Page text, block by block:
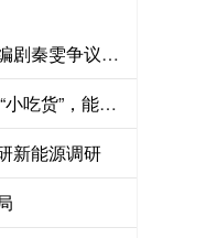
爱配资官网 央视直接撤档，因编剧秦雯争议停播，八套《爱情没有神话》终于又开播了！去年11月本来就要播，整整拖了半年才开播
神牛168配资 这6种狗可谓狗界“小吃货”，能养得起的，都不是一般人！
新能源调研